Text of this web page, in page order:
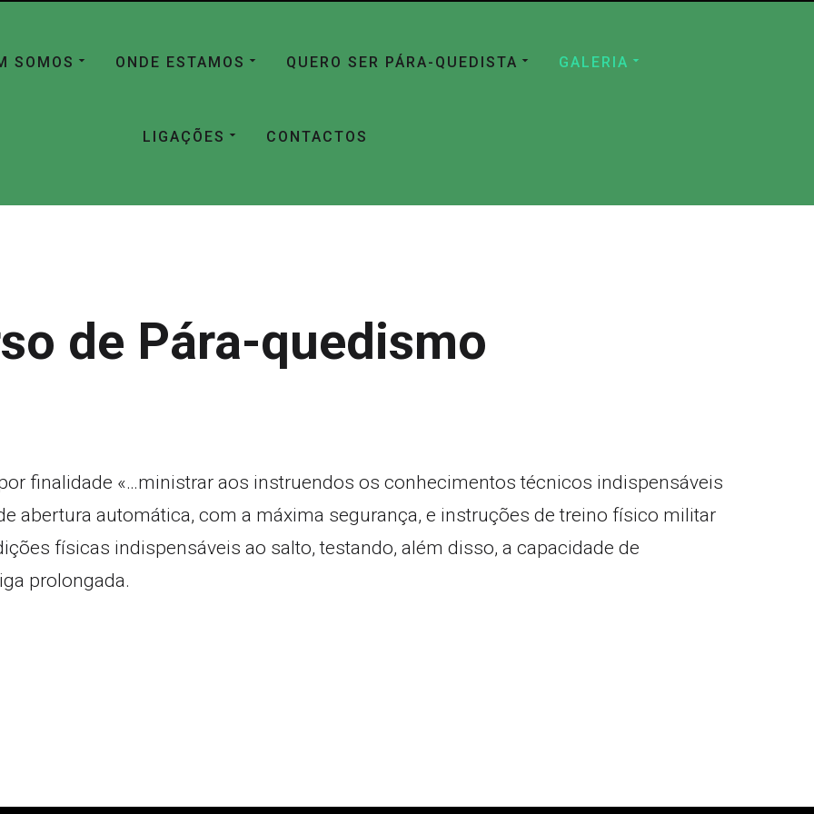
SOMOS ONDE ESTAMOS QUERO SER PÁRA-QUEDISTA GALERIA
LIGAÇÕES CONTACTOS
de Pára-quedismo
finalidade «…ministrar aos instruendos os conhecimentos técnicos indispensáveis
abertura automática, com a máxima segurança, e instruções de treino físico militar
físicas indispensáveis ao salto, testando, além disso, a capacidade de
prolongada.